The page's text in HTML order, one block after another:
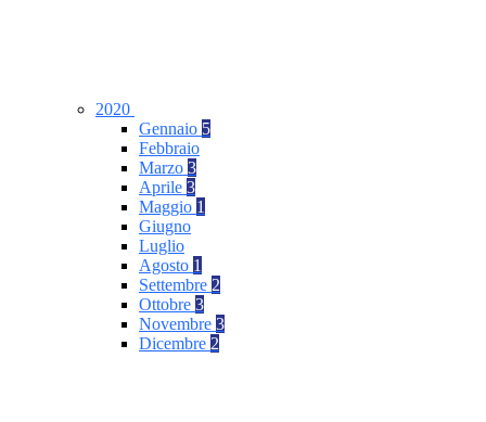
2020
Gennaio 5
Febbraio
Marzo 3
Aprile 3
Maggio 1
Giugno
Luglio
Agosto 1
Settembre 2
Ottobre 3
Novembre 3
Dicembre 2